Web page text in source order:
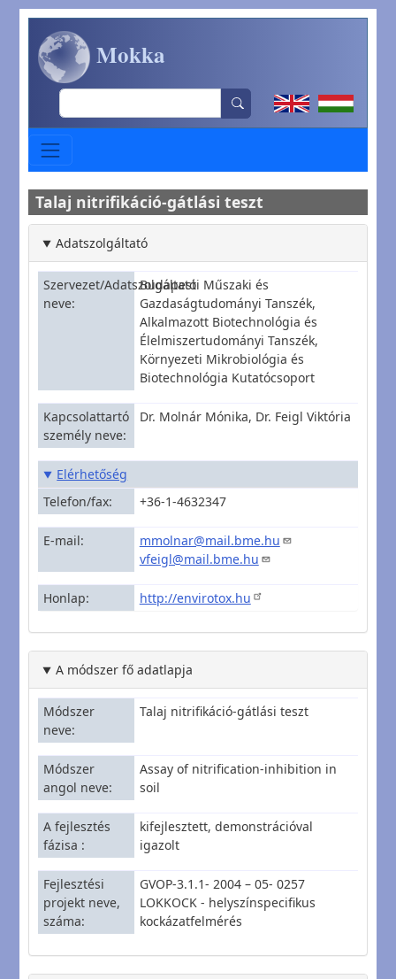
Ugrás a tartalomra
Mokka
Search
Talaj nitrifikáció-gátlási teszt
Adatszolgáltató
Szervezet/Adatszolgáltató
neve
Budapesti Műszaki és
Gazdaságtudományi Tanszék,
Alkalmazott Biotechnológia és
Élelmiszertudományi Tanszék,
Környezeti Mikrobiológia és
Biotechnológia Kutatócsoport
Kapcsolattartó
személy neve
Dr. Molnár Mónika, Dr. Feigl Viktória
Elérhetőség
Telefon/fax
+36-1-4632347
E-mail
mmolnar@mail.bme.hu
vfeigl@mail.bme.hu
Honlap http://envirotox.hu
A módszer fő adatlapja
Módszer
neve
Talaj nitrifikáció-gátlási teszt
Módszer
angol neve
Assay of nitrification-inhibition in
soil
A fejlesztés
fázisa
kifejlesztett, demonstrációval
igazolt
Fejlesztési
projekt neve,
száma
GVOP-3.1.1- 2004 – 05- 0257
LOKKOCK - helyszínspecifikus
kockázatfelmérés